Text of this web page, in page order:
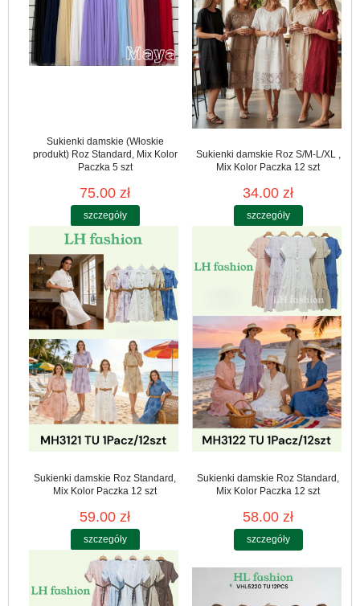
Sukienki damskie (Włoskie
produkt) Roz Standard, Mix Kolor
Paczka 5 szt
75.00 zł
szczegóły
Sukienki damskie Roz S/M-L/XL ,
Mix Kolor Paczka 12 szt
34.00 zł
szczegóły
Sukienki damskie Roz Standard,
Mix Kolor Paczka 12 szt
59.00 zł
szczegóły
Sukienki damskie Roz Standard,
Mix Kolor Paczka 12 szt
58.00 zł
szczegóły